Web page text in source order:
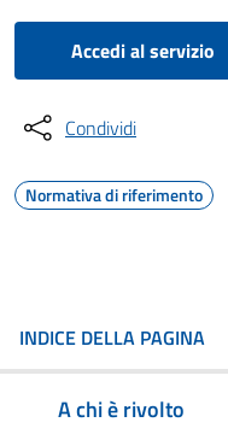
Accedi al servizio
Condividi
Normativa di riferimento
INDICE DELLA PAGINA
A chi è rivolto